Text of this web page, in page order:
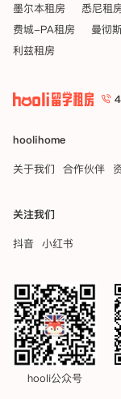
墨尔本租房
悉尼租
费城-PA租房
曼彻
利兹租房
hoolihome
关于我们
合作伙伴
关注我们
抖音
小红书
hooli公众号